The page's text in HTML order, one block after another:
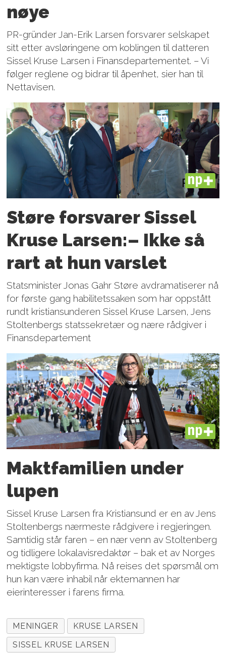
nøye
PR-gründer Jan-Erik Larsen forsvarer selskapet
sitt etter avsløringene om koblingen til datteren
Sissel Kruse Larsen i Finansdepartementet. – Vi
følger reglene og bidrar til åpenhet, sier han til
Nettavisen.
PLUS
Støre forsvarer Sissel
Kruse Larsen:– Ikke så
rart at hun varslet
Statsminister Jonas Gahr Støre avdramatiserer nå
for første gang habilitetssaken som har oppstått
rundt kristiansunderen Sissel Kruse Larsen, Jens
Stoltenbergs statssekretær og nære rådgiver i
Finansdepartement
PLUS
Maktfamilien under
lupen
Sissel Kruse Larsen fra Kristiansund er en av Jens
Stoltenbergs nærmeste rådgivere i regjeringen.
Samtidig står faren – en nær venn av Stoltenberg
og tidligere lokalavisredaktør – bak et av Norges
mektigste lobbyfirma. Nå reises det spørsmål om
hun kan være inhabil når ektemannen har
eierinteresser i farens firma.
MENINGER
KRUSE LARSEN
SISSEL KRUSE LARSEN